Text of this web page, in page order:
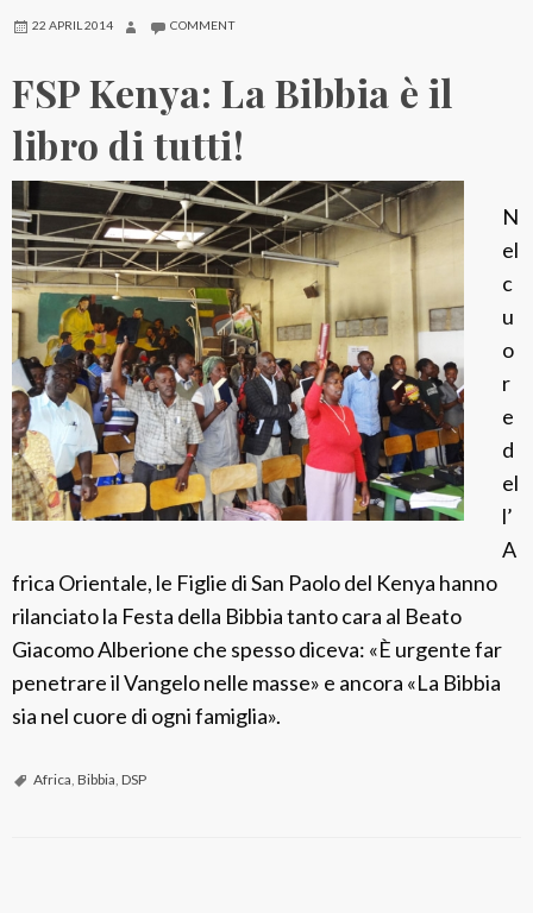
p
a
g
n
a
d
o
n
a
o
e
B
22 APRIL 2014 COMMENT
FSP Kenya: La Bibbia è il
libro di tutti!
N
el
c
u
o
r
e
d
el
l’
A
frica Orientale, le Figlie di San Paolo del Kenya hanno
rilanciato la Festa della Bibbia tanto cara al Beato
Giacomo Alberione che spesso diceva: «È urgente far
penetrare il Vangelo nelle masse» e ancora «La Bibbia
sia nel cuore di ogni famiglia».
Africa, Bibbia, DSP